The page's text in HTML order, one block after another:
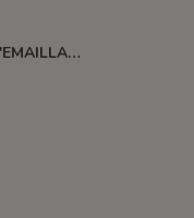
PISTOLET D'EMAILLAGE PERFEKT-4 GRAVITE 500 ML